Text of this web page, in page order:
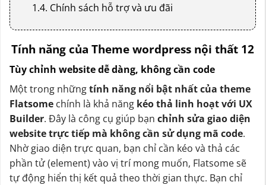
1.4. Chính sách hỗ trợ và ưu đãi
Tính năng của Theme wordpress nội thất 12
Tùy chỉnh website dễ dàng, không cần code
Một trong nhữngtính năng nổi bật nhất của theme
Flatsome chính là khả năng kéo thả linh hoạt với UX
Builder. Đây là công cụ giúp bạn chỉnh sửa giao diện
website trực tiếp mà không cần sử dụng mã code.
Nhờ giao diện trực quan, bạn chỉ cần kéo và thả các
phần tử (element) vào vị trí mong muốn, Flatsome sẽ
tự động hiển thị kết quả theo thời gian thực. Bạn chỉ